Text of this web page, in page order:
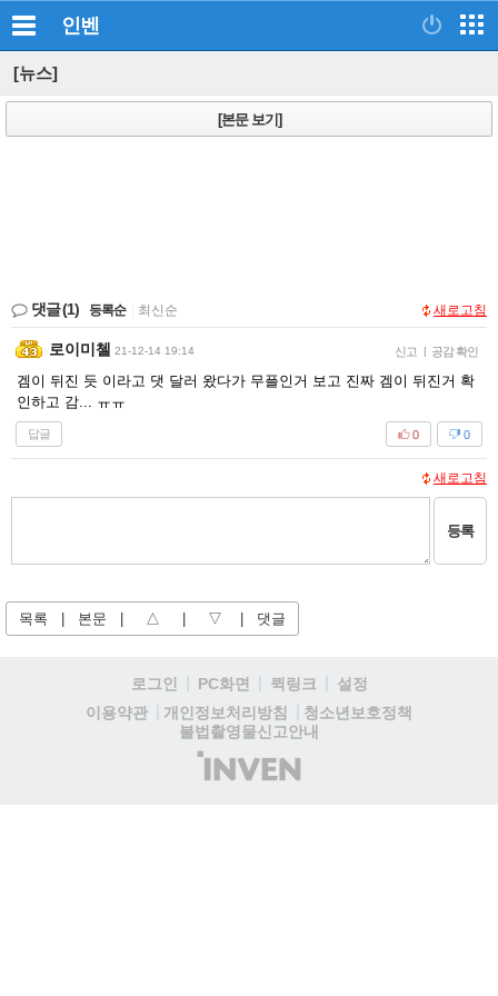
인벤
[뉴스]
[본문 보기]
댓글(1) 등록순 최신순 새로고침
로이미첼 21-12-14 19:14 신고 | 공감 확인
겜이 뒤진 듯 이라고 댓 달러 왔다가 무플인거 보고 진짜 겜이 뒤진거 확
인하고 감... ㅠㅠ
답글 0
0
새로고침
등록
목록 본문 △ ▽ 댓글
로그인 PC화면 퀵링크
설정
이용약관
개인정보처리방침
청소년보호정책
불법촬영물신고안내
(주)
인